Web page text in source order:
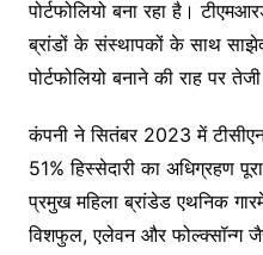
पोर्टफोलियो बना रहा है।
ब्रांडों के संस्थापकों के साथ
पोर्टफोलियो बनाने की राह पर
कंपनी ने सितंबर 2023 में
51% हिस्सेदारी का अधिग्रहण
प्रमुख महिला ब्रांडेड एथनिक
विशफुल, एलेवन और फोल्क्सॉन्ग